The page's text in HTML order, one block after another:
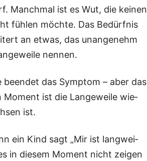
Manch­mal ist es Wut, die kei­nen
füh­len möch­te. Das Bedürf­nis
an etwas, das unan­ge­nehm
nennen.
das Sym­ptom – aber das
Moment ist die Lan­ge­wei­le wie­
ist.
ein Kind sagt „Mir ist lang­wei­
in die­sem Moment nicht zei­gen